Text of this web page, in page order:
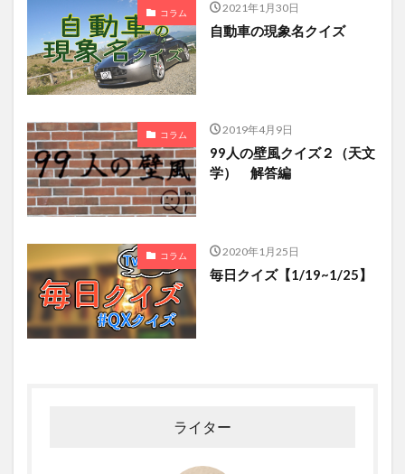
コラム 2021年1月30日
自動車の現象名クイズ
コラム 2019年4月9日
99人の壁風クイズ２（天文
学） 解答編
コラム 2020年1月25日
毎日クイズ【1/19~1/25】
ライター